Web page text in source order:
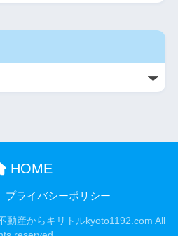
HOME
プライバシーポリシー
産からキリトルkyoto1192.com All